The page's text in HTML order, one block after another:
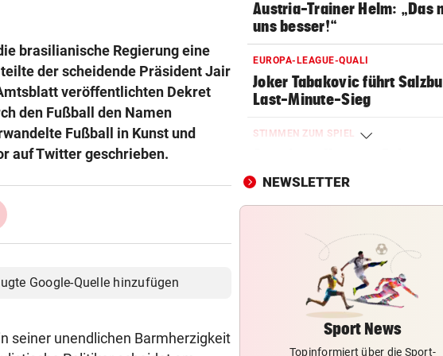
brasilianische Regierung eine
der scheidende Präsident Jair
veröffentlichten Dekret
den Fußball den Namen
Fußball in Kunst und
auf Twitter geschrieben.
Google-Quelle hinzufügen
seiner unendlichen Barmherzigkeit
Austria-Trainer Helm: „Das
uns besser!“
EUROPA-LEAGUE-QUALI
Joker Tabakovic führt
Last-Minute-Sieg
STIMMEN ZUM SPIEL
superhappy nach Hause“
ORKAN, KEIN STROM & CO
häufen sich
WASSERSPRINGEN
Knoll bei EM Achter vom
Lotfi auf Rang 12!
SCHON NÄCHSTE SAISON
NEWSLETTER
Sport News
Topinformiert über die Sport-